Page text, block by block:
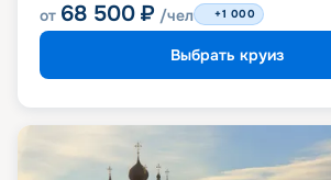
от 68 500 ₽ /чел +1 000
Выбрать круиз